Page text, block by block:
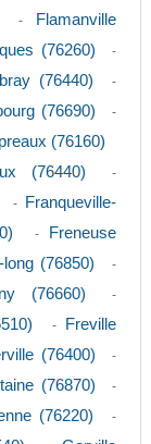
-
Flamanville
(76260) -
(76440) -
(76690) -
(76160)
(76440) -
-
Franqueville-
-
Freneuse
long (76850) -
(76660) -
-
Freville
(76400) -
(76870) -
(76220) -